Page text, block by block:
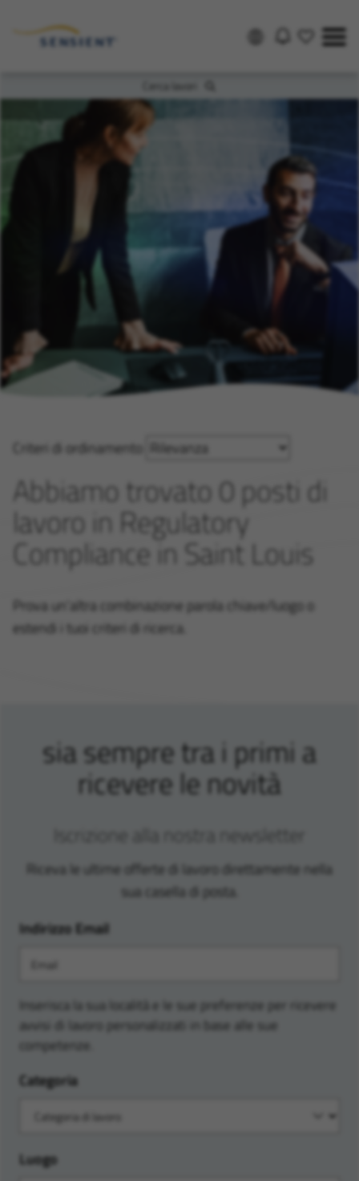
Criteri di ordinamento
Abbiamo trovato 0 posti di
lavoro in Regulatory
Compliance in Saint Louis
Prova un'altra combinazione parola chiave/luogo o
estendi i tuoi criteri di ricerca.
sia sempre tra i primi a
ricevere le novità
Riceva le ultime offerte di lavoro direttamente nella
sua casella di posta.
Indirizzo Email
Inserisca la sua località e le sue preferenze per ricevere
avvisi di lavoro personalizzati in base alle sue
competenze.
Categoria
Luogo